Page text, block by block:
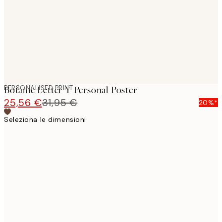
PERSONALISED PRINT
Botanic Letter Y Personal Poster
25,56 €31,95 €
20%*
Seleziona le dimensioni